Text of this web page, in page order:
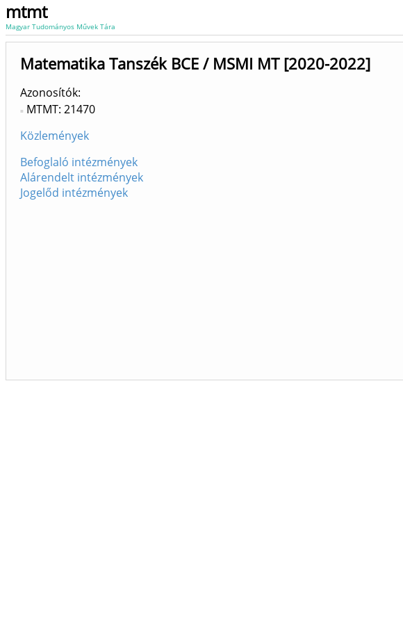
mtmt
Magyar Tudományos Művek Tára
Matematika Tanszék BCE / MSMI MT [2020-2022]
Azonosítók
MTMT: 21470
Közlemények
Befoglaló intézmények
Alárendelt intézmények
Jogelőd intézmények